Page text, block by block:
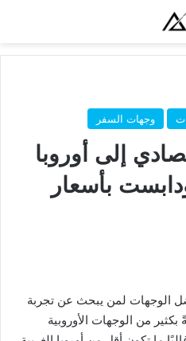
وجهات السفر
إلى أوروبا
بأسعار
الوجهات لمن يبحث عن تجربة
من الوجهات الأوروبية